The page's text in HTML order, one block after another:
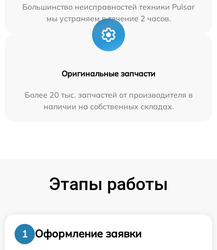
Большинство неисправностей техники Pulsar
мы устраняем в течение 2 часов.
Оригинальные запчасти
Более 20 тыс. запчастей от производителя в
наличии на собственных складах.
Этапы работы
1
Оформление заявки